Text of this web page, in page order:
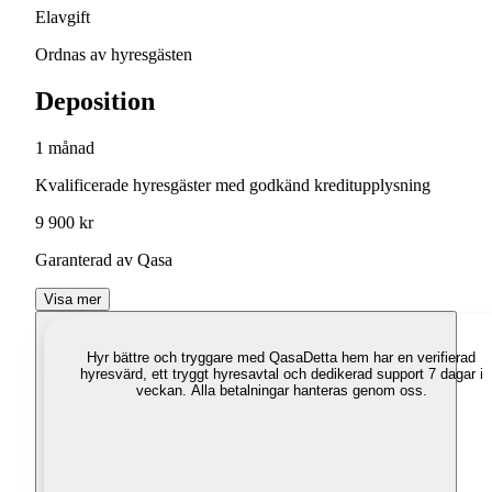
Elavgift
Ordnas av hyresgästen
Deposition
1 månad
Kvalificerade hyresgäster med godkänd kreditupplysning
9 900 kr
Garanterad av Qasa
Visa mer
Hyr bättre och tryggare med QasaDetta hem har en verifierad
hyresvärd, ett tryggt hyresavtal och dedikerad support 7 dagar i
veckan. Alla betalningar hanteras genom oss.